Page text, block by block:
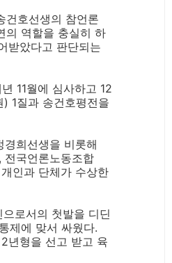
건호선생의 참언론
의 역할을 충실히 하
받았다고 판단되는
11월에 심사하고 12
1질과 송건호평전을
희선생을 비롯해
전국언론노동조합
인과 단체가 수상한
로서의 첫발을 디딘
제에 맞서 싸웠다.
년형을 선고 받고 육